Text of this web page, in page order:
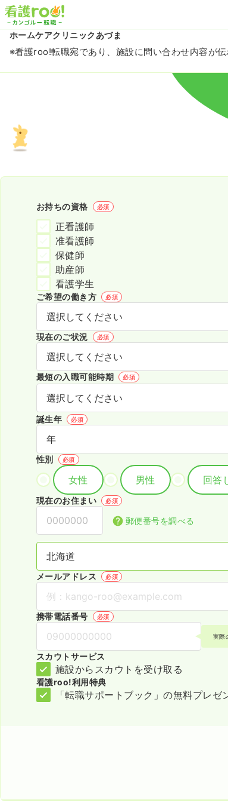
ホームケアクリニックあづま
※看護roo!転職宛であり、施設に問い合わせ内容が
お持ちの資格 必須
正看護師
准看護師
保健師
助産師
看護学生
ご希望の働き方 必須
現在のご状況 必須
最短の入職可能時期 必須
誕生年 必須
性別 必須
女性 男性 回答
現在のお住まい 必須
郵便番号を調べる
メールアドレス 必須
携帯電話番号 必須
実際
スカウトサービス
施設からスカウトを受け取る
看護roo!利用特典
「転職サポートブック」の無料プレゼ